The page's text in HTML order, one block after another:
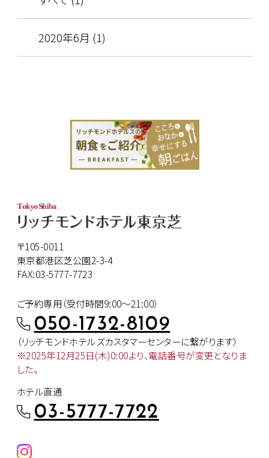
2020年6月 (1)
〒105-0011
東京都港区芝公園2-3-4
FAX:03-5777-7723
ご予約専用（受付時間9:00～21:00）
050-1732-8109
（リッチモンドホテルズカスタマーセンターに繋がります）
※2025年12月25日(木)0:00より、電話番号が変更となりま
した。
ホテル直通
03-5777-7722